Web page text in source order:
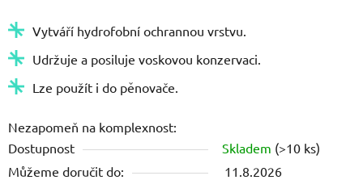
Vytváří hydrofobní ochrannou vrstvu.
Udržuje a posiluje voskovou konzervaci.
Lze použít i do pěnovače.
Nezapomeň na komplexnost:
Dostupnost
Skladem (>10 ks)
Můžeme doručit do:
11.8.2026